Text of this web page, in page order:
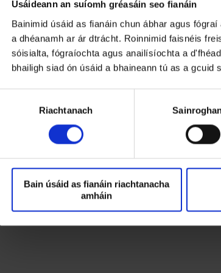
Úsáideann an suíomh gréasáin seo fianáin
Bainimid úsáid as fianáin chun ábhar agus
a dhéanamh ar ár dtrácht. Roinnimid faisnéis
sóisialta, fógraíochta agus anailísíochta a
bhailigh siad ón úsáid a bhaineann tú as a gcuid
Riachtanach
Bain úsáid as fianáin riachtanacha
amháin
Pháirceála 2023 Borough